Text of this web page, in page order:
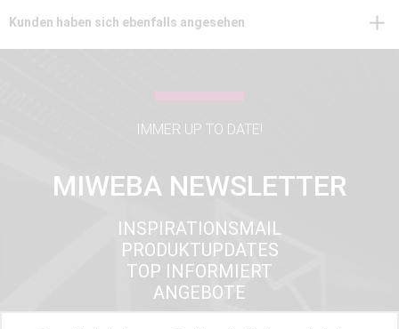
Kunden haben sich ebenfalls angesehen
IMMER UP TO DATE!
MIWEBA NEWSLETTER
INSPIRATIONSMAIL
PRODUKTUPDATES
TOP INFORMIERT
ANGEBOTE